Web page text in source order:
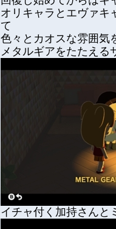
オリキャラとエヴァキ
て
色々とカオスな雰囲気
メタルギアをたたえる
イチャ付く加持さんと